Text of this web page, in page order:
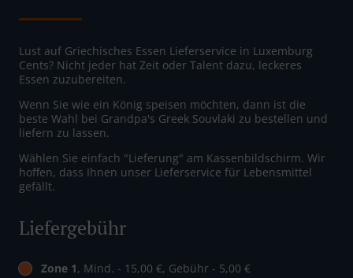
Lust auf Griechisches Essen Lieferservice in Luxemburg
Cents? Nicht jeder hat Zeit oder Talent dazu, leckeres
Essen zuzubereiten.
Wenn Sie wie ein König speisen möchten, dann ist die
beste Wahl bei Grandpa's Greek Souvlaki zu bestellen und
liefern zu lassen.
Wählen Sie einfach "Lieferung" am Kassenbildschirm. Wir
hoffen, dass Ihnen unser Lieferservice für Lebensmittel
gefällt.
Liefergebühr
Zone 1, Mind. - 15,00 €, Gebühr - 5,00 €